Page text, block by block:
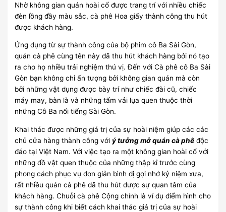
Nhờ không gian quán hoài cổ được trang trí với nhiều chiếc
đèn lồng đầy màu sắc, cà phê Hoa giấy thành công thu hút
được khách hàng.
Ứng dụng từ sự thành công của bộ phim cô Ba Sài Gòn,
quán cà phê cùng tên này đã thu hút khách hàng bởi nó tạo
ra cho họ nhiều trải nghiệm thú vị. Đến với Cà phê cô Ba Sài
Gòn bạn không chỉ ấn tượng bởi không gian quán mà còn
bởi những vật dụng được bày trí như chiếc đài cũ, chiếc
máy may, bàn là và những tấm vải lụa quen thuộc thời
những Cô Ba nổi tiếng Sài Gòn.
Khai thác được những giá trị của sự hoài niệm giúp các các
chủ cửa hàng thành công với ý tưởng mở quán cà phê độc
đáo tại Việt Nam. Với việc tạo ra một không gian hoài cổ với
những đồ vật quen thuộc của những thập kỉ trước cùng
phong cách phục vụ đơn giản bình dị gợi nhớ kỷ niệm xưa,
rất nhiều quán cà phê đã thu hút được sự quan tâm của
khách hàng. Chuỗi cà phê Cộng chính là ví dụ điểm hình cho
sự thành công khi biết cách khai thác giá trị của sự hoài